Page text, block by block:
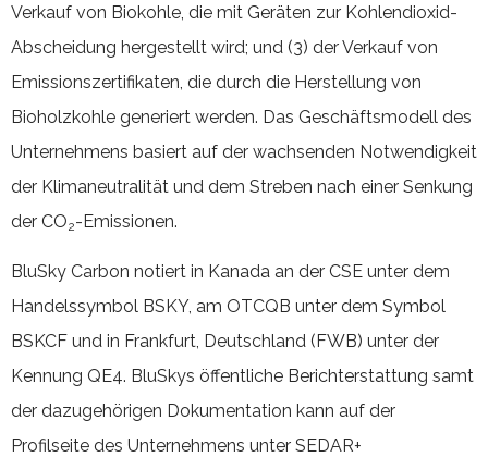
Verkauf von Biokohle, die mit Geräten zur Kohlendioxid-
Abscheidung hergestellt wird; und (3) der Verkauf von
Emissionszertifikaten, die durch die Herstellung von
Bioholzkohle generiert werden. Das Geschäftsmodell des
Unternehmens basiert auf der wachsenden Notwendigkeit
der Klimaneutralität und dem Streben nach einer Senkung
der CO2-Emissionen.
BluSky Carbon notiert in Kanada an der CSE unter dem
Handelssymbol BSKY, am OTCQB unter dem Symbol
BSKCF und in Frankfurt, Deutschland (FWB) unter der
Kennung QE4. BluSkys öffentliche Berichterstattung samt
der dazugehörigen Dokumentation kann auf der
Profilseite des Unternehmens unter SEDAR+